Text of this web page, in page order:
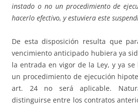
instado o no un procedimiento de
hacerlo efectivo, y estuviera este
De esta disposición resulta que
vencimiento anticipado hubiera ya
la entrada en vigor de la Ley, y ya
un procedimiento de ejecución
art. 24 no será aplicable.
distinguirse entre los contratos